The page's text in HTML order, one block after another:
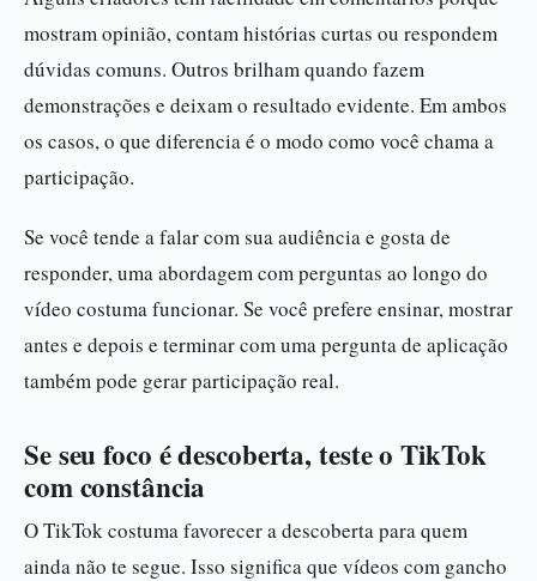
mostram opinião, contam histórias curtas ou respondem
dúvidas comuns. Outros brilham quando fazem
demonstrações e deixam o resultado evidente. Em ambos
os casos, o que diferencia é o modo como você chama a
participação.
Se você tende a falar com sua audiência e gosta de
responder, uma abordagem com perguntas ao longo do
vídeo costuma funcionar. Se você prefere ensinar, mostrar
antes e depois e terminar com uma pergunta de aplicação
também pode gerar participação real.
Se seu foco é descoberta, teste o TikTok
com constância
O TikTok costuma favorecer a descoberta para quem
ainda não te segue. Isso significa que vídeos com gancho